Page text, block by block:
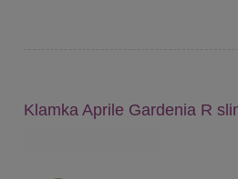
Klamka Aprile Gardenia R